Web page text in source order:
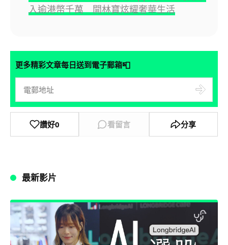
入逾港幣千萬 開林寶炫耀奢華生活
更多精彩文章每日送到電子郵箱📮
讚好0 看留言 分享
最新影片